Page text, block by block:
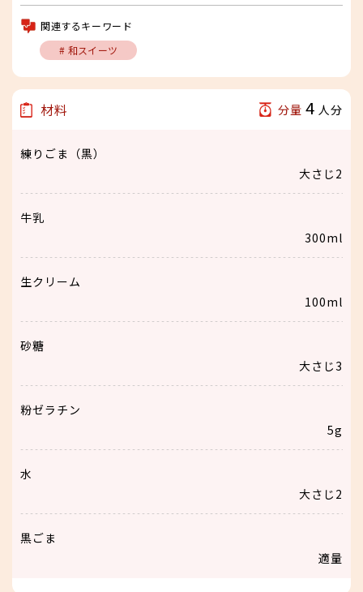
関連するキーワード
# 和スイーツ
材料 分量 4 人分
練りごま（黒）
大さじ2
牛乳
300ml
生クリーム
100ml
砂糖
大さじ3
粉ゼラチン
5g
水
大さじ2
黒ごま
適量